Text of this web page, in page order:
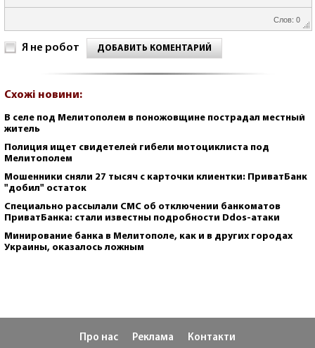
Слов: 0
Я не робот ДОБАВИТЬ КОМЕНТАРИЙ
Схожі новини:
В селе под Мелитополем в поножовщине пострадал местный
житель
Полиция ищет свидетелей гибели мотоциклиста под
Мелитополем
Мошенники сняли 27 тысяч с карточки клиентки: ПриватБанк
"добил" остаток
Специально рассылали СМС об отключении банкоматов
ПриватБанка: стали известны подробности Ddos-атаки
Минирование банка в Мелитополе, как и в других городах
Украины, оказалось ложным
Про нас Реклама Контакти